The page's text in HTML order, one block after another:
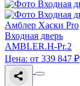
Амблер Хаски Pro
Входная дверь
AMBLER.H-Pr.2
Цена: от 339 847 ₽